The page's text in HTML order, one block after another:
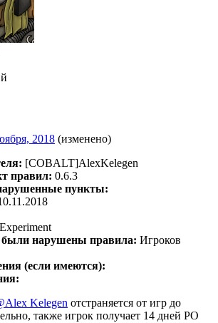
2018 (изменено)
[COBALT]AlexKelegen
правил: 0.6.3
пункты:
Experiment
были нарушены правила: Игроков
(если имеются):
Kelegen отстраняется от игр до
также игрок получает 14 дней РО